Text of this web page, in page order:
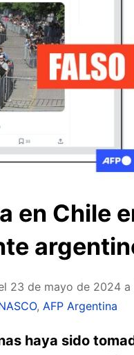
en Chile
23 de mayo de 2024 a
, AFP Argentina
haya sido